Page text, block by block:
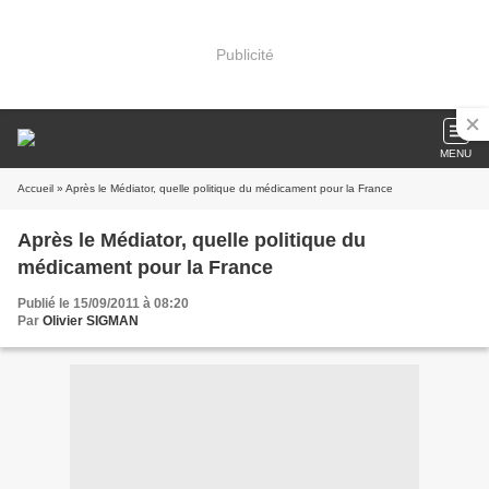
Publicité
MENU
Accueil » Après le Médiator, quelle politique du médicament pour la France
Après le Médiator, quelle politique du
médicament pour la France
Publié le 15/09/2011 à 08:20
Par Olivier SIGMAN